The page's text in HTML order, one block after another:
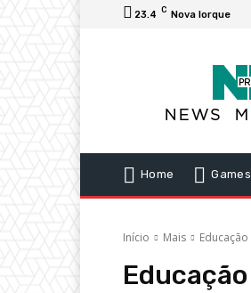
23.4 C Nova Iorque
Home Games
Início Mais Educação
Educação